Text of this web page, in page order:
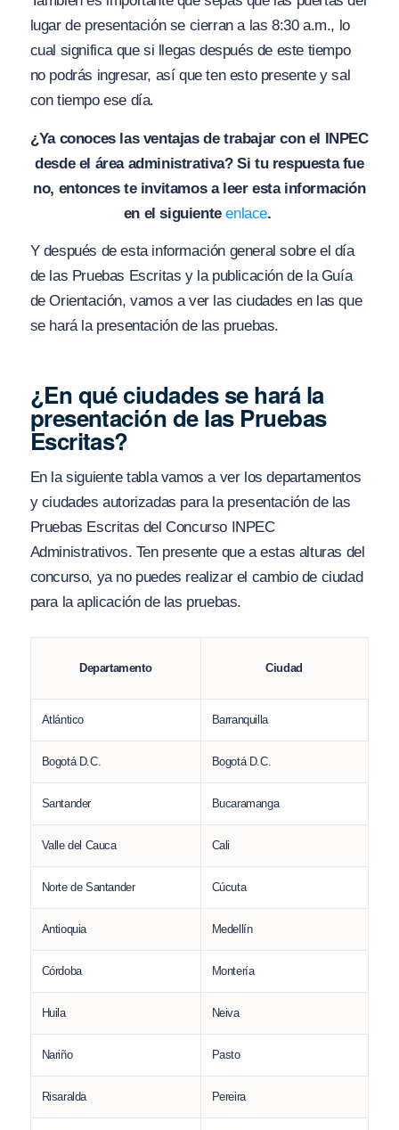
lugar de presentación se cierran a las 8:30 a.m., lo
cual significa que si llegas después de este tiempo
no podrás ingresar, así que ten esto presente y sal
con tiempo ese día.
¿Ya conoces las ventajas de trabajar con el INPEC
desde el área administrativa? Si tu respuesta fue
no, entonces te invitamos a leer esta información
en el siguienteenlace.
Y después de esta información general sobre el día
de las Pruebas Escritas y la publicación de la Guía
de Orientación, vamos a ver las ciudades en las que
se hará la presentación de las pruebas.
¿En qué ciudades se hará la
presentación de las Pruebas
Escritas?
En la siguiente tabla vamos a ver los departamentos
y ciudades autorizadas para la presentación de las
Pruebas Escritas del Concurso INPEC
Administrativos. Ten presente que a estas alturas del
concurso, ya no puedes realizar el cambio de ciudad
para la aplicación de las pruebas.
Departamento Ciudad
Atlántico Barranquilla
Bogotá D.C. Bogotá D.C.
Santander Bucaramanga
Valle del Cauca Cali
Norte de Santander Cúcuta
Antioquia Medellín
Córdoba Montería
Huila Neiva
Nariño Pasto
Risaralda Pereira